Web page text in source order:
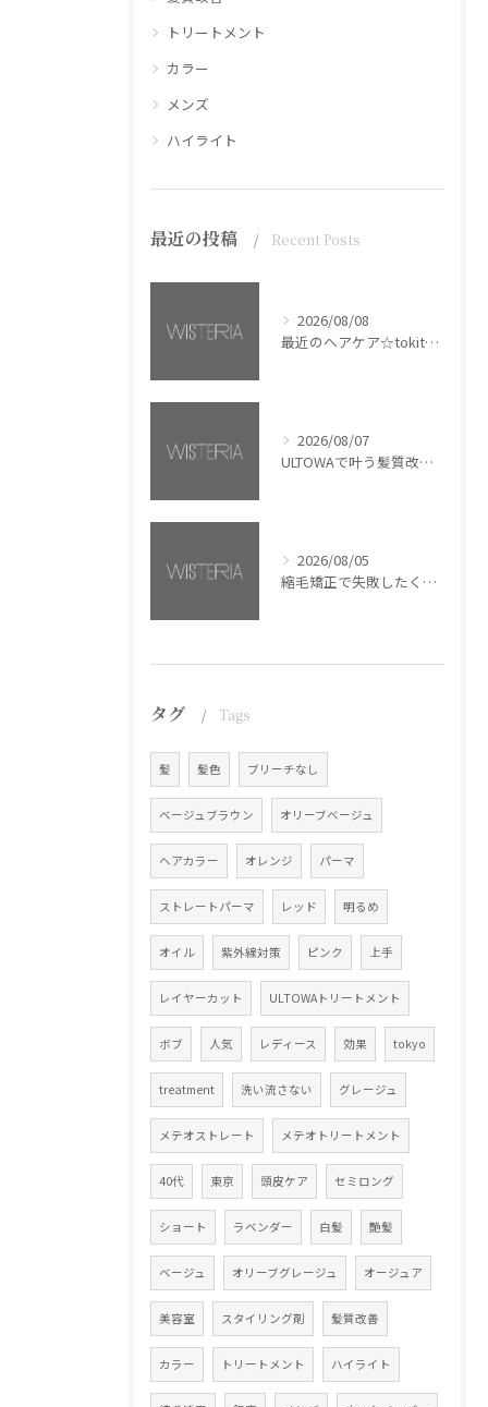
トリートメント
カラー
メンズ
ハイライト
最近の投稿 Recent Posts
2026/08/08
最近のヘアケア☆tokita【銀座・美容室WISTERIA】
2026/08/07
ULTOWAで叶う髪質改善美髪カラー【銀座・美容室WISTERIA】
2026/08/05
縮毛矯正で失敗したくない方へ【銀座・美容室WISTERIA】
タグ Tags
髪 髪色 ブリーチなし
ベージュブラウン オリーブベージュ
ヘアカラー オレンジ パーマ
ストレートパーマ レッド 明るめ
オイル 紫外線対策 ピンク 上手
レイヤーカット ULTOWAトリートメント
ボブ 人気 レディース 効果 tokyo
treatment 洗い流さない グレージュ
メテオストレート メテオトリートメント
40代 東京 頭皮ケア セミロング
ショート ラベンダー 白髪 艶髪
ベージュ オリーブグレージュ オージュア
美容室 スタイリング剤 髪質改善
カラー トリートメント ハイライト